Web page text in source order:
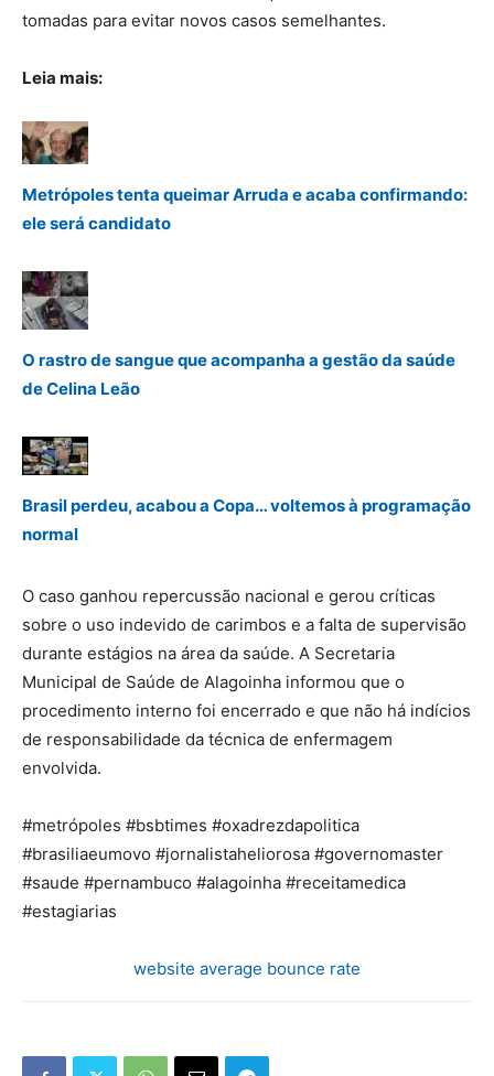
tomadas para evitar novos casos semelhantes.
Leia mais:
Metrópoles tenta queimar Arruda e acaba confirmando:
ele será candidato
O rastro de sangue que acompanha a gestão da saúde
de Celina Leão
Brasil perdeu, acabou a Copa… voltemos à programação
normal
O caso ganhou repercussão nacional e gerou críticas
sobre o uso indevido de carimbos e a falta de supervisão
durante estágios na área da saúde. A Secretaria
Municipal de Saúde de Alagoinha informou que o
procedimento interno foi encerrado e que não há indícios
de responsabilidade da técnica de enfermagem
envolvida.
#metrópoles #bsbtimes #oxadrezdapolitica
#brasiliaeumovo #jornalistaheliorosa #governomaster
#saude #pernambuco #alagoinha #receitamedica
#estagiarias
website average bounce rate